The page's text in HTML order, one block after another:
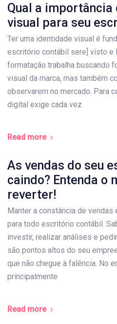
Qual a
visual para seu
Ter uma identidade visual é
escritório contábil sere] visto e
formatação trabalha buscando
visual da marca, mas também
observarem no mercado. Para
digital exige cada vez
Read more
As vendas do seu
caindo? Entenda o
reverter!
Manter a constância de
para todo escritório contábil.
investir, realizar análises e
são pontos altos do seu
que não chegue à falência. No
principalmente
Read more